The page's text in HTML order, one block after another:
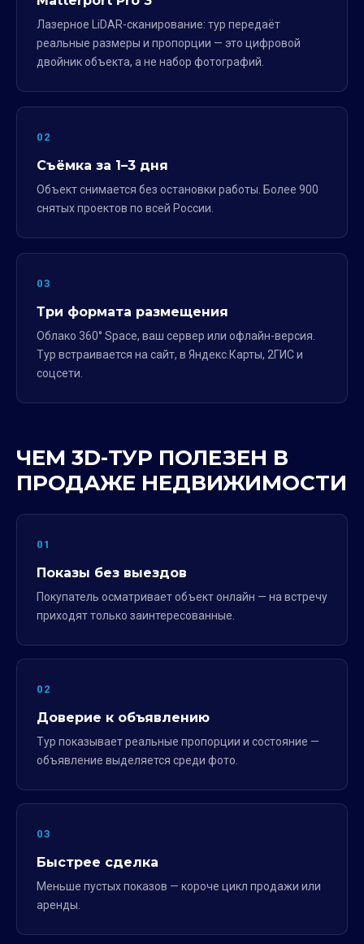
Лазерное LiDAR-сканирование: тур передаёт
реальные размеры и пропорции — это цифровой
двойник объекта, а не набор фотографий.
02
Съёмка за 1–3 дня
Объект снимается без остановки работы. Более 900
снятых проектов по всей России.
03
Три формата размещения
Облако 360° Space, ваш сервер или офлайн-версия.
Тур встраивается на сайт, в Яндекс.Карты, 2ГИС и
соцсети.
ЧЕМ 3D-ТУР ПОЛЕЗЕН В
ПРОДАЖЕ НЕДВИЖИМОСТИ
01
Показы без выездов
Покупатель осматривает объект онлайн — на встречу
приходят только заинтересованные.
02
Доверие к объявлению
Тур показывает реальные пропорции и состояние —
объявление выделяется среди фото.
03
Быстрее сделка
Меньше пустых показов — короче цикл продажи или
аренды.